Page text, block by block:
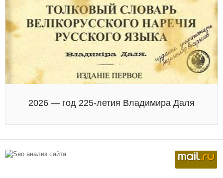
2026 — год 225-летия Владимира Даля